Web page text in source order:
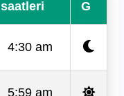
saatleri G
4:30 am
5:59 am